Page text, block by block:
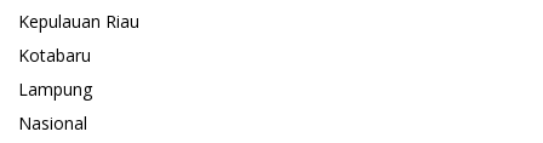
Kepulauan Riau
Kotabaru
Lampung
Nasional